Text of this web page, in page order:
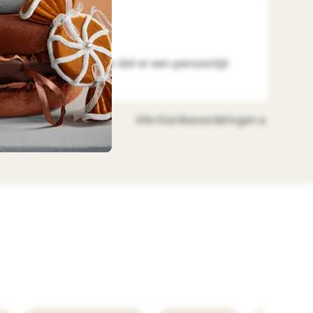
2026-08-01
goed verpakt, ook fijn dat er een persoonlijk
Alle klantbeoordelingen